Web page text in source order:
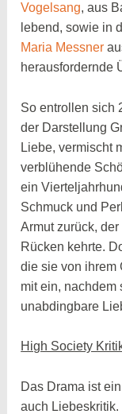
Vogelsang, aus
lebend, sowie in
Maria Messner
herausfordernde
So entrollen sich
der Darstellung
Liebe, vermischt
verblühende
ein
Schmuck und
Armut zurück,
Rücken kehrte.
die sie von ihrem
mit ein, nachdem
unabdingbare
High Society
Das Drama ist
auch